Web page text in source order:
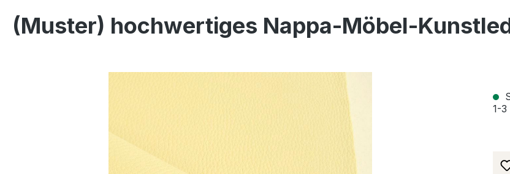
(Muster) hochwertiges Nappa-Möbel-
1-3